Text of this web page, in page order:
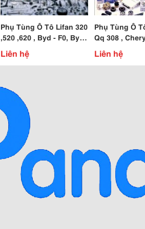
Phụ Tùng Ô Tô Lifan 320
,520 ,620 , Byd - F0, Byd
F3, Chery Qq , Tobe,
Vinaxuki
Liên hệ
Phụ Tùng Ô Tô
Qq 308 ,
Chery Qq ,
Liên hệ